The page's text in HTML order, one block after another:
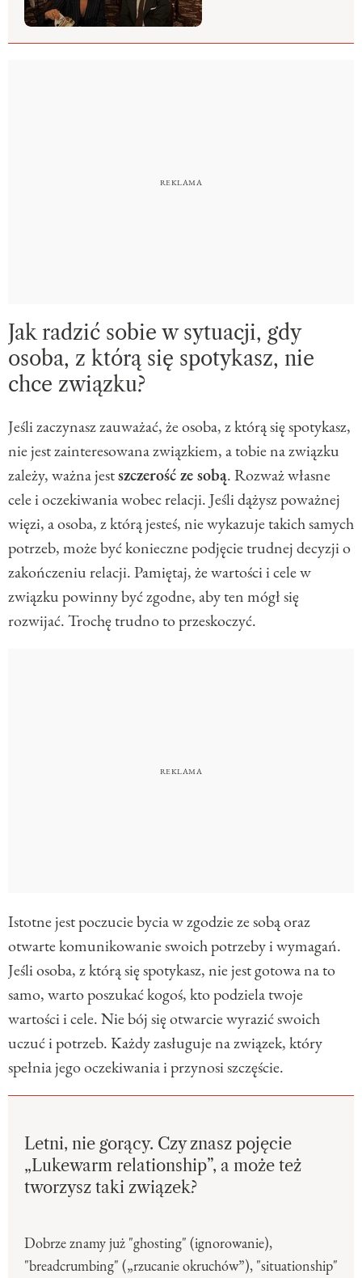
Jak radzić sobie w sytuacji, gdy
osoba, z którą się spotykasz, nie
chce związku?
Jeśli zaczynasz zauważać, że osoba, z którą się spotykasz,
nie jest zainteresowana związkiem, a tobie na związku
zależy, ważna jestszczerość ze sobą. Rozważ własne
cele i oczekiwania wobec relacji. Jeśli dążysz poważnej
więzi, a osoba, z którą jesteś, nie wykazuje takich samych
potrzeb, może być konieczne podjęcie trudnej decyzji o
zakończeniu relacji. Pamiętaj, że wartości i cele w
związku powinny być zgodne, aby ten mógł się
rozwijać. Trochę trudno to przeskoczyć.
Istotne jest poczucie bycia w zgodzie ze sobą oraz
otwarte komunikowanie swoich potrzeby i wymagań.
Jeśli osoba, z którą się spotykasz, nie jest gotowa na to
samo, warto poszukać kogoś, kto podziela twoje
wartości i cele. Nie bój się otwarcie wyrazić swoich
uczuć i potrzeb. Każdy zasługuje na związek, który
spełnia jego oczekiwania i przynosi szczęście.
Letni, nie gorący. Czy znasz pojęcie
„Lukewarm relationship”, a może też
tworzysz taki związek?
Dobrze znamy już "ghosting" (ignorowanie),
"breadcrumbing" („rzucanie okruchów”), "situationship"